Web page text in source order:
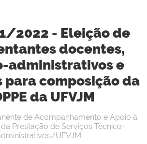
2022 - Eleição de
docentes,
administrativos e
para composição da
da UFVJM
de Acompanhamento e Apoio à
Prestação de Serviços Técnico-
UFVJM